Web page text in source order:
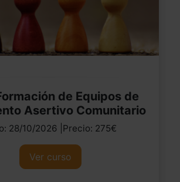
de Equipos de
Asertivo Comunitario
28/10/2026 |Precio: 275€
Ver curso